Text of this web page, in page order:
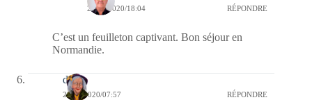
28/08/2020/18:04 RÉPONDRE
C’est un feuilleton captivant. Bon séjour en
Normandie.
dom
28/08/2020/07:57 RÉPONDRE